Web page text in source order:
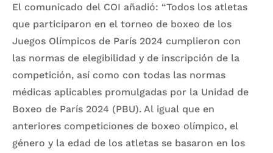
El comunicado del COI añadió: “Todos los atletas
que participaron en el torneo de boxeo de los
Juegos Olímpicos de París 2024 cumplieron con
las normas de elegibilidad y de inscripción de la
competición, así como con todas las normas
médicas aplicables promulgadas por la Unidad de
Boxeo de París 2024 (PBU). Al igual que en
anteriores competiciones de boxeo olímpico, el
género y la edad de los atletas se basaron en los